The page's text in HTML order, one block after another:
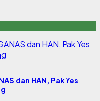
dan HAN, Pak Yes